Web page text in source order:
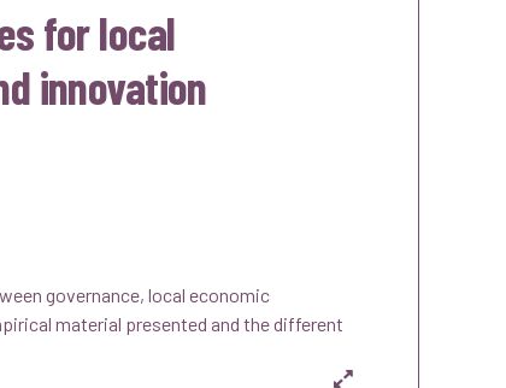
for local
innovation
governance, local economic
material presented and the different